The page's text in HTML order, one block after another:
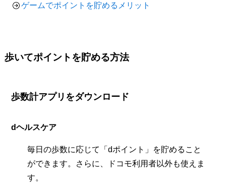
ゲームでポイントを貯めるメリット
歩いてポイントを貯める方法
歩数計アプリをダウンロード
dヘルスケア
毎日の歩数に応じて「dポイント」を貯めること
ができます。さらに、ドコモ利用者以外も使えま
す。